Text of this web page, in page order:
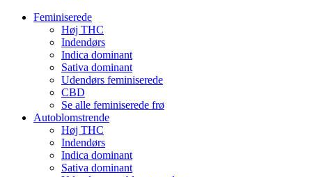
Feminiserede
Høj THC
Indendørs
Indica dominant
Sativa dominant
Udendørs feminiserede
CBD
Se alle feminiserede frø
Autoblomstrende
Høj THC
Indendørs
Indica dominant
Sativa dominant